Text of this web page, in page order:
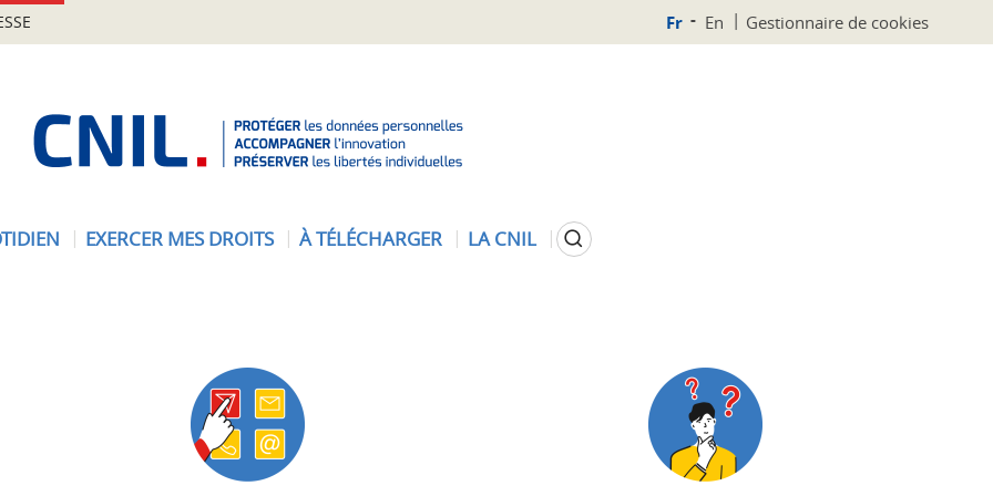
Fr En Gestionnaire de cookies
EXERCER MES DROITS À TÉLÉCHARGER LA CNIL Rechercher